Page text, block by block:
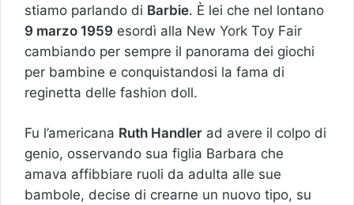
stiamo parlando di Barbie. È lei che nel lontano
9 marzo 1959 esordì alla New York Toy Fair
cambiando per sempre il panorama dei giochi
per bambine e conquistandosi la fama di
reginetta delle fashion doll.
Fu l’americana Ruth Handler ad avere il colpo di
genio, osservando sua figlia Barbara che
amava affibbiare ruoli da adulta alle sue
bambole, decise di crearne un nuovo tipo, su